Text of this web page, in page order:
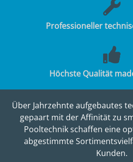
Professioneller
Höchste Qualität
Über Jahrzehnte aufgebautes
gepaart mit der Affinität zu
Pooltechnik schaffen eine
abgestimmte
Kunden.